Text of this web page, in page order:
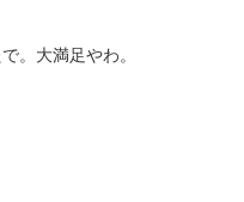
。大満足やわ。